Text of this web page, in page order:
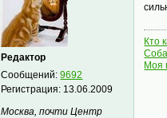
Редактор
Сообщений:9692
Регистрация: 13.06.2009
Москва, почти Центр
Кто
Моя